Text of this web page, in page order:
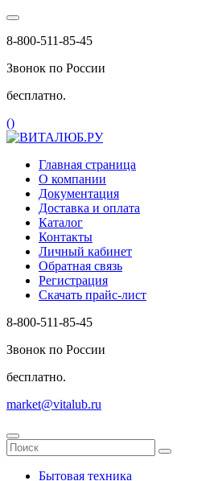
8-800-511-85-45
Звонок по России
бесплатно.
()
Главная страница
О компании
Документация
Доставка и оплата
Каталог
Контакты
Личный кабинет
Обратная связь
Регистрация
Скачать прайс-лист
8-800-511-85-45
Звонок по России
бесплатно.
market@vitalub.ru
Бытовая техника